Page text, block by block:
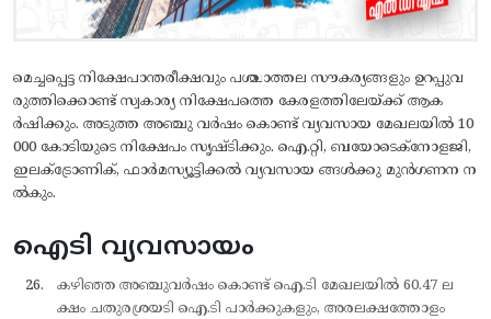
മെച്ചപ്പെട്ട നിക്ഷേപാന്തരീക്ഷവും പശ്ചാത്തല സൗകര്യങ്ങളും ഉറപ്പുവ
രുത്തിക്കൊണ്ട് സ്വകാര്യ നിക്ഷേപത്തെ കേരളത്തിലേയ്ക്ക് ആക
ര്‍ഷിക്കും. അടുത്ത അഞ്ചു വര്‍ഷം കൊണ്ട് വ്യവസായ മേഖലയില്‍ 10
000 കോടിയുടെ നിക്ഷേപം സൃഷ്ടിക്കും. ഐ.റ്റി, ബയോടെക്നോളജി,
ഇലക്ട്രോണിക്, ഫാര്‍മസ്യൂട്ടിക്കല്‍ വ്യവസായ ങ്ങള്‍ക്കു മുന്‍ഗണന ന
ല്‍കും.
ഐടി വ്യവസായം
കഴിഞ്ഞ അഞ്ചുവര്‍ഷം കൊണ്ട് ഐ.ടി മേഖലയില്‍ 60.47 ല
ക്ഷം ചതുരശ്രയടി ഐ.ടി പാര്‍ക്കുകളും, അരലക്ഷത്തോളം